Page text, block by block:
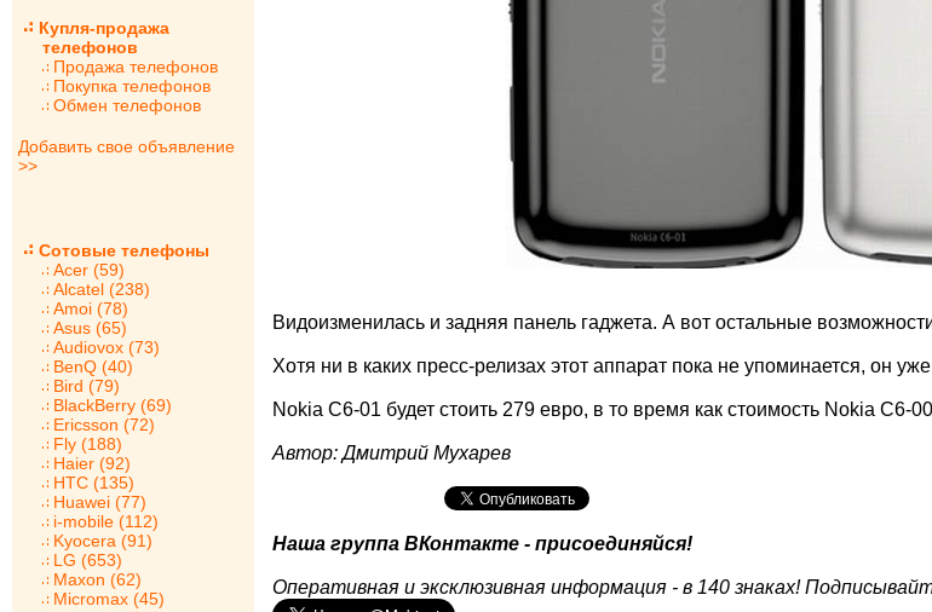
Купля-продажа
телефонов
Продажа телефонов
Покупка телефонов
Обмен телефонов
Добавить свое объявление
>>
Сотовые телефоны
Acer (59)
Alcatel (238)
Amoi (78)
Asus (65)
Audiovox (73)
BenQ (40)
Bird (79)
BlackBerry (69)
Ericsson (72)
Fly (188)
Haier (92)
HTC (135)
Huawei (77)
i-mobile (112)
Kyocera (91)
LG (653)
Maxon (62)
Micromax (45)
Видоизменилась и задняя панель гаджета. А вот остальные
Хотя ни в каких пресс-релизах этот аппарат пока не упоминается, он
Nokia C6-01 будет стоить 279 евро, в то время как стоимость Nokia C6-
Автор: Дмитрий Мухарев
Наша группа ВКонтакте - присоединяйся!
Оперативная и эксклюзивная информация - в 140 знаках!